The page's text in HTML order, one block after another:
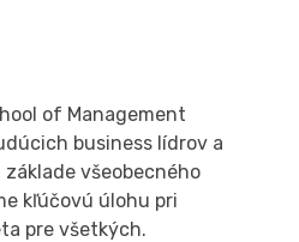
of Management
business lídrov a
všeobecného
kľúčovú úlohu pri
pre všetkých.